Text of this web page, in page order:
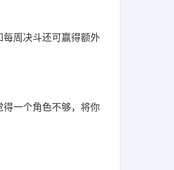
周决斗还可赢得额外
一个角色不够，将你